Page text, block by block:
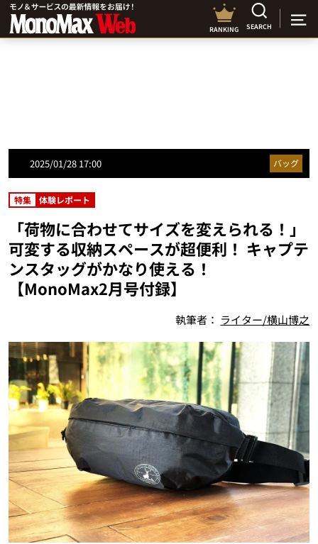
RANKING SEARCH
2025/01/28 17:00 バッグ
特集 体験レポート
「荷物に合わせてサイズを変えられる！」
可変する収納スペースが超便利！ キャプテ
ンスタッグがかなり使える！
【MonoMax2月号付録】
執筆者： ライター/横山博之